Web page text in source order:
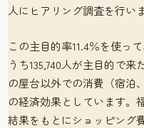
人にヒアリング調査を行い
この主目的率11.4％を使っ
うち135,740人が主目的で来
の屋台以外での消費（宿泊
の経済効果としています。
結果をもとにショッピング